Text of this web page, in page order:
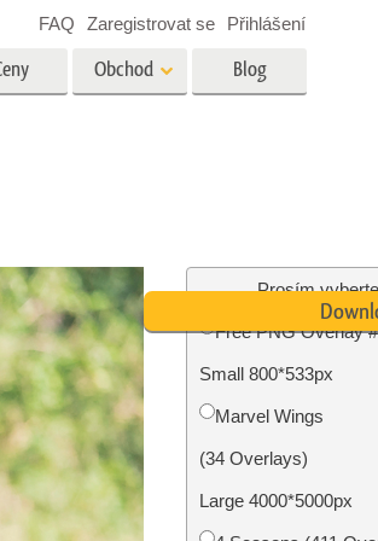
Foto Obnovení Služby
Obchod Blog
FAQ Zaregistrovat se Přihlášení
Prosím vyberte
Free PNG Overlay
Small 800*533px
Marvel Wings
(34 Overlays)
Large 4000*5000px